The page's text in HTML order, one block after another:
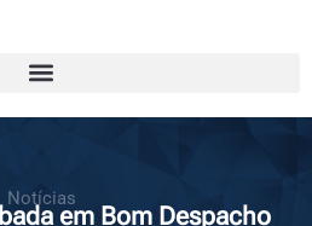
Notícias
em Bom Despacho